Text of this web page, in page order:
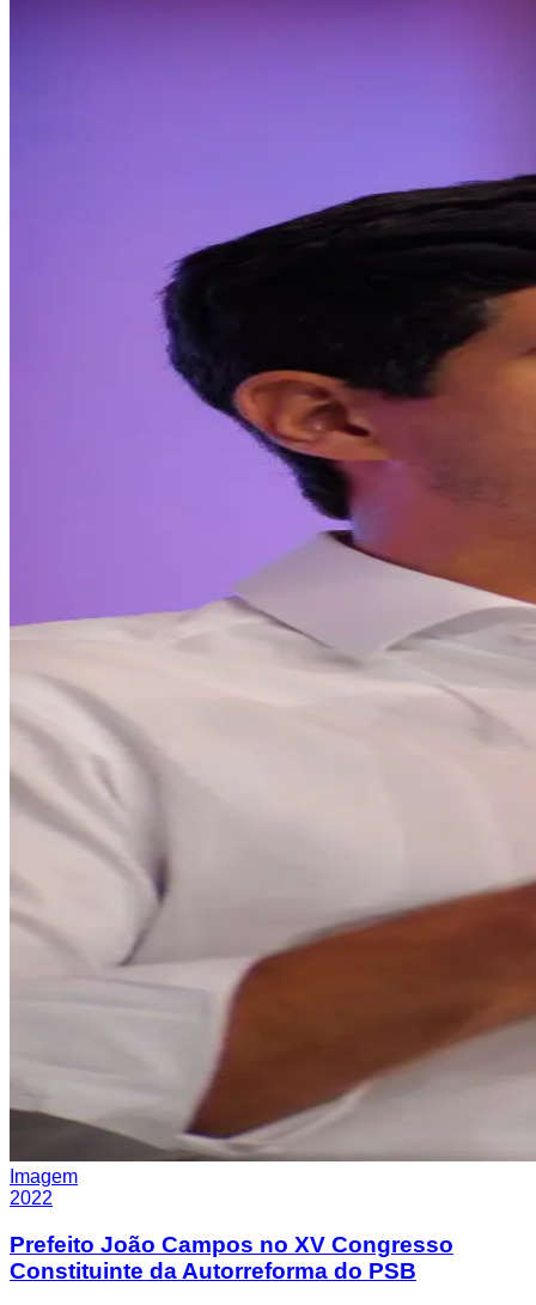
Imagem
2022
Prefeito João Campos no XV Congresso
Constituinte da Autorreforma do PSB